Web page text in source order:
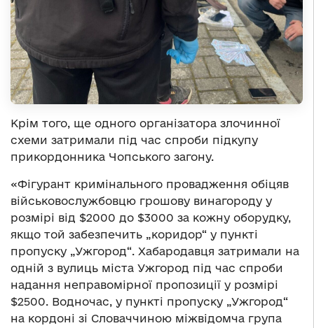
Крім того, ще одного організатора злочинної
схеми затримали під час спроби підкупу
прикордонника Чопського загону.
«Фігурант кримінального провадження обіцяв
військовослужбовцю грошову винагороду у
розмірі від $2000 до $3000 за кожну оборудку,
якщо той забезпечить „коридор“ у пункті
пропуску „Ужгород“. Хабародавця затримали на
одній з вулиць міста Ужгород під час спроби
надання неправомірної пропозиції у розмірі
$2500. Водночас, у пункті пропуску „Ужгород“
на кордоні зі Словаччиною міжвідомча група